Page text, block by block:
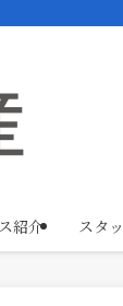
紹介 スタ